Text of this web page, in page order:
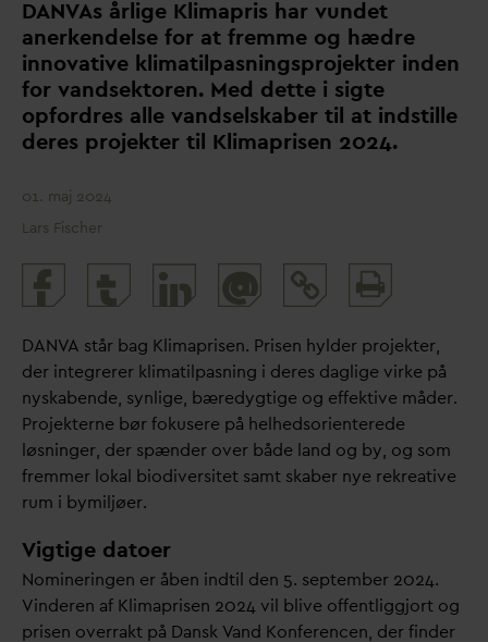
DANVAs årlige Klimapris har vundet
anerkendelse for at fremme og hædre
innovative klimatilpasningsprojekter inden
for vandsektoren. Med dette i sigte
opfordres alle vandselskaber til at indstille
deres projekter til Klimaprisen 2024.
01. maj 2024
Lars Fischer
@
and
DANVA står bag Klimaprisen. Prisen hylder projekter,
der integrerer klimatilpasning i deres daglige virke på
nyskabende, synlige, bæredygtige og effektive måder.
Projekterne bør fokusere på helhedsorienterede
løsninger, der spænder over både land og by, og som
fremmer lokal biodiversitet samt skaber nye rekreative
rum i bymiljøer.
Vigtige datoer
Nomineringen er åben indtil den 5. september 2024.
Vinderen af Klimaprisen 2024 vil blive offentliggjort og
prisen overrakt på Dansk Vand Konferencen, der finder